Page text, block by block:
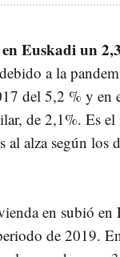
Euskadi un
a la
del 5,2 % y
de 2,1%. Es
al alza según los
en subió
de 2019.